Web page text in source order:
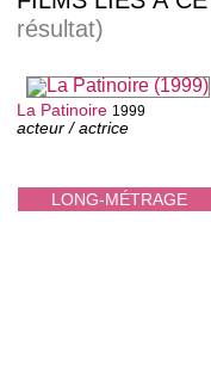
résultat)
LONG-MÉTRAGE
La Patinoire 1999
acteur / actrice